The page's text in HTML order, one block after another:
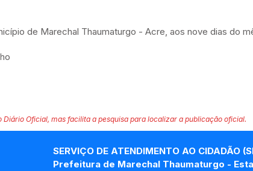
de Marechal Thaumaturgo - Acre, aos nove dias do
Diário Oficial, mas facilita a pesquisa para localizar a publicação oficial.
SERVIÇO DE ATENDIMENTO AO CIDADÃO
Prefeitura de Marechal Thaumaturgo -